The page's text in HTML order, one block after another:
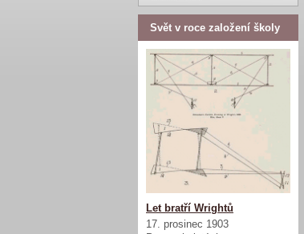
Svět v roce založení školy
Let bratří Wrightů
17. prosinec 1903